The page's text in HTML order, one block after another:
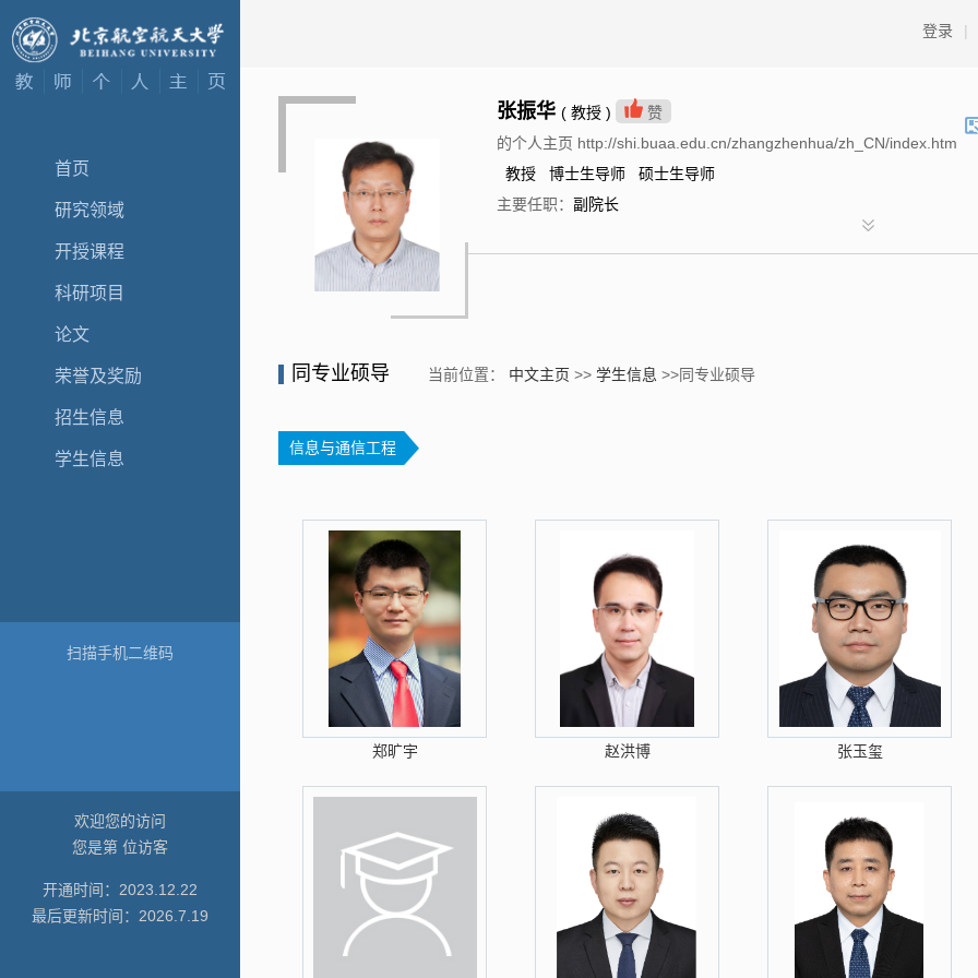
首页
研究领域
开授课程
科研项目
论文
荣誉及奖励
招生信息
学生信息
扫描手机二维码
欢迎您的访问
您是第 位访客
开通时间： 2023 12 22
最后更新时间： 2026 7 19
登录 |
张振华 ( 教授 )
赞
的个人主页 http://shi.buaa.edu.cn/zhangzhenhua/zh_CN/index.htm
教授 博士生导师 硕士生导师
主要任职： 副院长
同专业硕导 当前位置： 中文主页 >> 学生信息 >>同专业硕导
信息与通信工程
郑旷宇 赵洪博 张玉玺